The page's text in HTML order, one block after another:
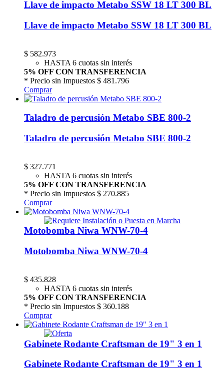
Llave de impacto Metabo SSW 18 LT 300 BL
Llave de impacto Metabo SSW 18 LT 300 BL
$ 582.973
HASTA 6 cuotas sin interés
5% OFF CON TRANSFERENCIA
* Precio sin Impuestos $ 481.796
Comprar
Taladro de percusión Metabo SBE 800-2
Taladro de percusión Metabo SBE 800-2
$ 327.771
HASTA 6 cuotas sin interés
5% OFF CON TRANSFERENCIA
* Precio sin Impuestos $ 270.885
Comprar
Motobomba Niwa WNW-70-4
Motobomba Niwa WNW-70-4
$ 435.828
HASTA 6 cuotas sin interés
5% OFF CON TRANSFERENCIA
* Precio sin Impuestos $ 360.188
Comprar
Gabinete Rodante Craftsman de 19" 3 en 1
Gabinete Rodante Craftsman de 19" 3 en 1